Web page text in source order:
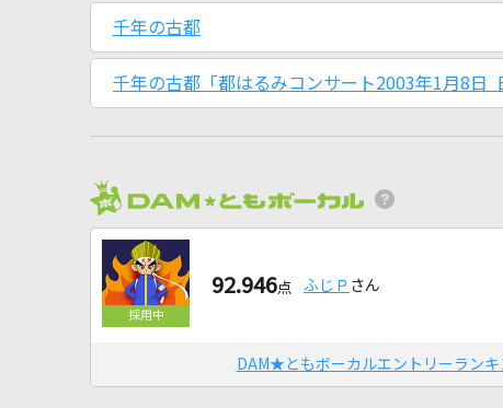
千年の古都
千年の古都「都はるみコンサート2003年1月8日
92.946点 ふじＰ さん
DAM★ともボーカルエントリーランキ